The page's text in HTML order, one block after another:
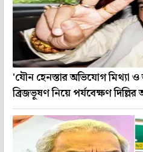
'যৌন হেনস্তার অভিযোগ মিথ্যা
ব্রিজভূষণ নিয়ে পর্যবেক্ষণ